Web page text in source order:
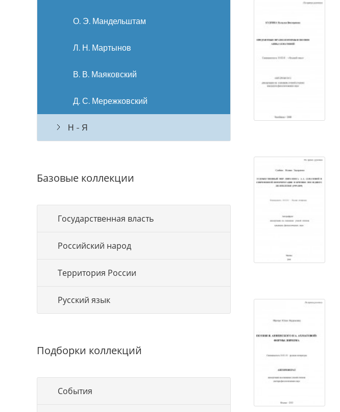
О. Э. Мандельштам
Л. Н. Мартынов
В. В. Маяковский
Д. С. Мережковский
Н - Я
Базовые коллекции
Государственная власть
Российский народ
Территория России
Русский язык
Подборки коллекций
События